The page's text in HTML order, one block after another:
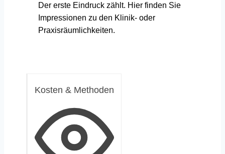
Der erste Eindruck zählt. Hier finden Sie
Impressionen zu den Klinik- oder
Praxisräumlichkeiten.
Kosten & Methoden